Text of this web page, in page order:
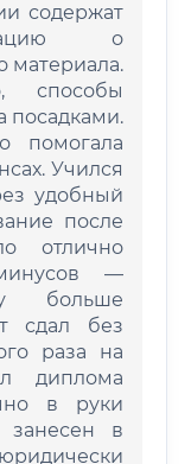
содержат
о
материала.
способы
посадками.
помогала
Учился
удобный
после
отлично
—
больше
сдал без
раза на
диплома
в руки
занесен в